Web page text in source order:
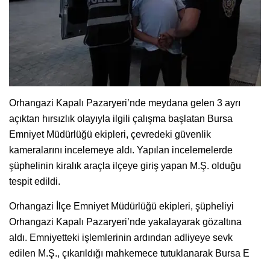
Orhangazi Kapalı Pazaryeri’nde meydana gelen 3 ayrı
açıktan hırsızlık olayıyla ilgili çalışma başlatan Bursa
Emniyet Müdürlüğü ekipleri, çevredeki güvenlik
kameralarını incelemeye aldı. Yapılan incelemelerde
şüphelinin kiralık araçla ilçeye giriş yapan M.Ş. olduğu
tespit edildi.
Orhangazi İlçe Emniyet Müdürlüğü ekipleri, şüpheliyi
Orhangazi Kapalı Pazaryeri’nde yakalayarak gözaltına
aldı. Emniyetteki işlemlerinin ardından adliyeye sevk
edilen M.Ş., çıkarıldığı mahkemece tutuklanarak Bursa E